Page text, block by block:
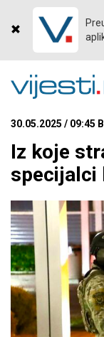
30.05.2025 / 09:45
Iz koje
specijalci